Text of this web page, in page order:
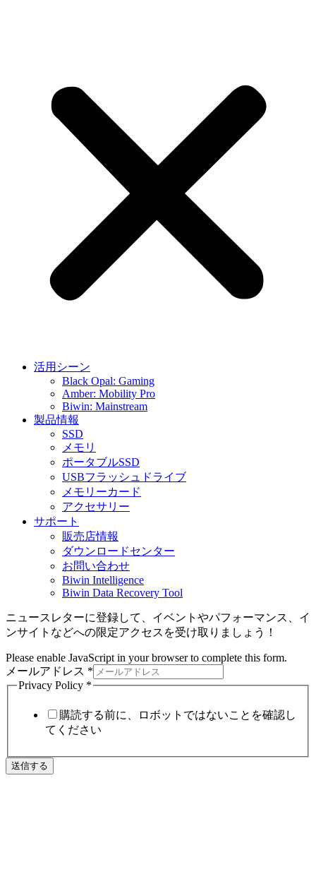
活用シーン
Black Opal: Gaming
Amber: Mobility Pro
Biwin: Mainstream
製品情報
SSD
メモリ
ポータブルSSD
USBフラッシュドライブ
メモリーカード
アクセサリー
サポート
販売店情報
ダウンロードセンター
お問い合わせ
Biwin Intelligence
Biwin Data Recovery Tool
ニュースレターに登録して、イベントやパフォーマンス、イ
ンサイトなどへの限定アクセスを受け取りましょう！
Please enable JavaScript in your browser to complete this form.
メールアドレス *
Privacy Policy *
購読する前に、ロボットではないことを確認し
てください
送信する